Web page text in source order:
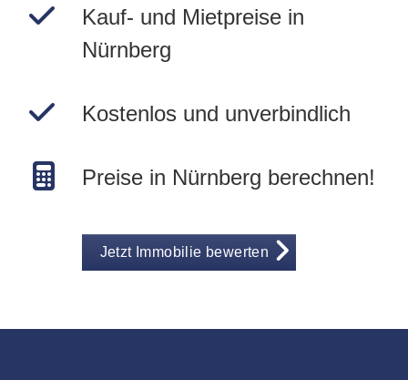
Kauf- und Mietpreise in
Nürnberg
Kostenlos und unverbindlich
Preise in Nürnberg berechnen!
Jetzt Immobilie bewerten